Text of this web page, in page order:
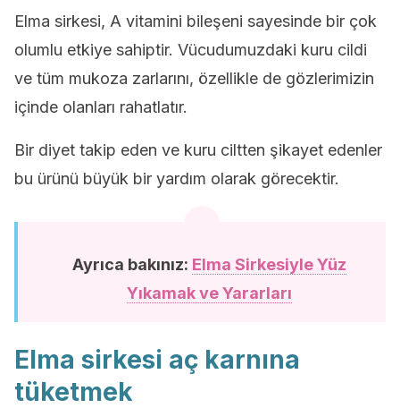
Elma sirkesi, A vitamini bileşeni sayesinde bir çok
olumlu etkiye sahiptir. Vücudumuzdaki kuru cildi
ve tüm mukoza zarlarını, özellikle de gözlerimizin
içinde olanları rahatlatır.
Bir diyet takip eden ve kuru ciltten şikayet edenler
bu ürünü büyük bir yardım olarak görecektir.
Ayrıca bakınız: Elma Sirkesiyle Yüz
Yıkamak ve Yararları
Elma sirkesi aç karnına
tüketmek